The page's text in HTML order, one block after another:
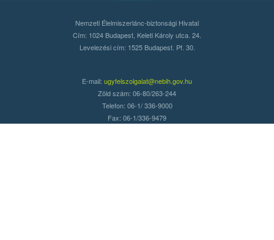
Nemzeti Élelmiszerlánc-biztonsági Hivatal
Cím: 1024 Budapest, Keleti Károly utca. 24.
Levelezési cím: 1525 Budapest. Pf. 30.
E-mail: ugyfelszolgalat@nebih.gov.hu
Zöld szám: 06-80/263-244
Telefon: 06-1/ 336-9000
Fax: 06-1/336-9479